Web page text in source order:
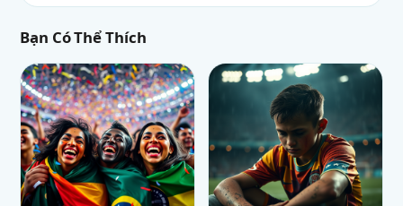
Bạn Có Thể Thích